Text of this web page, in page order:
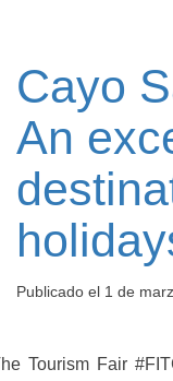
Cayo
An
Publicado el 1 de
Tourism Fair